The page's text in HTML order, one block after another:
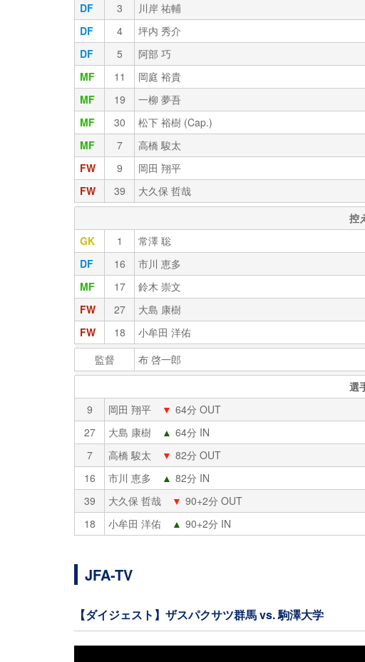
DF
3 川岸 祐輔
DF
4 坪内 秀介
DF
5 阿部 巧
MF
11 岡庭 裕貴
MF
19 一柳 夢吾
MF
30 松下 裕樹 (Cap.)
MF
7 高橋 駿太
FW
9 岡田 翔平
FW
39 大久保 哲哉
控
GK
1 常澤 聡
DF
16 市川 恵多
MF
17 鈴木 崇文
FW
27 大島 康樹
FW
18 小牟田 洋佑
監督
布 啓一郎
選
9
岡田 翔平 ▼ 64分 OUT
27
大島 康樹 ▲ 64分 IN
7
高橋 駿太 ▼ 82分 OUT
16
市川 恵多 ▲ 82分 IN
39
大久保 哲哉 ▼ 90+2分 OUT
18
小牟田 洋佑 ▲ 90+2分 IN
JFA-TV
【ダイジェスト】ザスパクサツ群馬 vs. 駒澤大学